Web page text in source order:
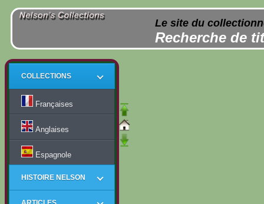
Le site du
Recherche de
COLLECTIONS
Françaises
Anglaises
Espagnole
HISTOIRE NELSON